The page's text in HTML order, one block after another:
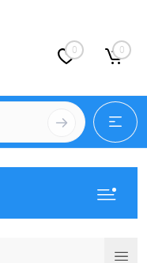
0 0